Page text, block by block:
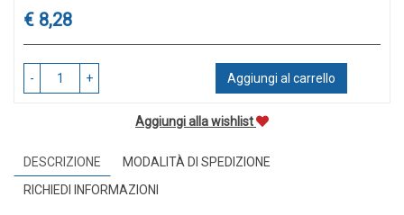
Prezzo
€ 8,28
- + Aggiungi al carrello
Aggiungi alla wishlist
DESCRIZIONE
MODALITÀ DI SPEDIZIONE
RICHIEDI INFORMAZIONI